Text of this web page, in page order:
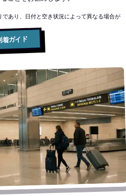
あり、日付と空き状況によって異なる場合が
着ガイド